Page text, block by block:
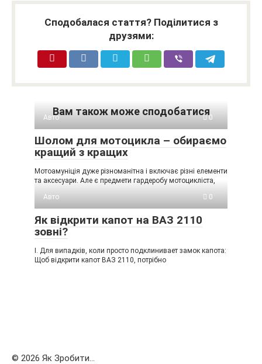
Сподобалася стаття? Поділитися з
друзями:
Вам також може сподобатися
Авто 0
Шолом для мотоцикла – обираємо
кращий з кращих
Мотоамуніція дуже різноманітна і включає різні елементи
та аксесуари. Але є предмети гардеробу мотоцикліста,
Авто
0
Як відкрити капот на ВАЗ 2110
зовні?
I. Для випадків, коли просто подклинивает замок капота:
Щоб відкрити капот ВАЗ 2110, потрібно
© 2026 Як Зробити...